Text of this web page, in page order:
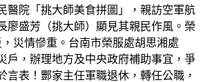
醫院「挑大師美食拼圖」，親訪空軍航
廖盛芳（挑大師）顯見其親民作風。榮
災情慘重。台南市榮服處胡思湘處
戶，辦理地方及中央政府補助事宜，爭
言表！酆家主任軍職退休，轉任公職，